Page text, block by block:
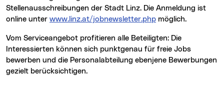
Stellenausschreibungen der Stadt Linz. Die Anmeldung ist
online unter www.linz.at/jobnewsletter.php möglich.
Vom Serviceangebot profitieren alle Beteiligten: Die
Interessierten können sich punktgenau für freie Jobs
bewerben und die Personalabteilung ebenjene Bewerbungen
gezielt berücksichtigen.